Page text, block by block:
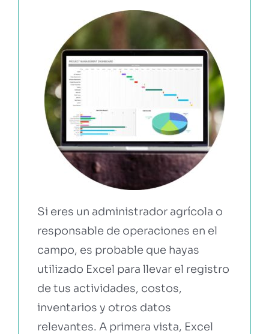
EBOOKS Y RECURSOS
PRUÉBALO GRATIS
Si eres un administrador agrícola o
responsable de operaciones en el
campo, es probable que hayas
utilizado Excel para llevar el registro
de tus actividades, costos,
inventarios y otros datos
relevantes. A primera vista, Excel